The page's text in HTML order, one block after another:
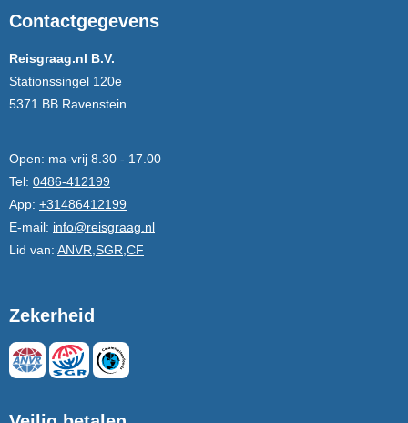
Contactgegevens
Reisgraag.nl B.V.
Stationssingel 120e
5371 BB Ravenstein
Open: ma-vrij 8.30 - 17.00
Tel: 0486-412199
App: +31486412199
E-mail: info@reisgraag.nl
Lid van: ANVR,SGR,CF
Zekerheid